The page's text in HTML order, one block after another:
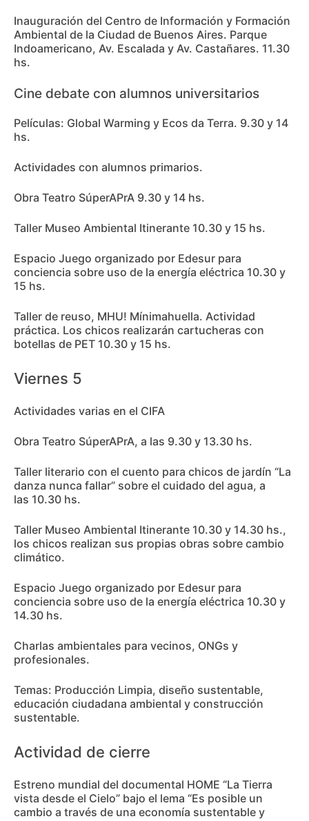
Inauguración del Centro de Información y Formación
Ambiental de la Ciudad de Buenos Aires. Parque
Indoamericano, Av. Escalada y Av. Castañares. 11.30
hs.
Cine debate con alumnos universitarios
Películas: Global Warming y Ecos da Terra. 9.30 y 14
hs.
Actividades con alumnos primarios.
Obra Teatro SúperAPrA 9.30 y 14 hs.
Taller Museo Ambiental Itinerante 10.30 y 15 hs.
Espacio Juego organizado por Edesur para
conciencia sobre uso de la energía eléctrica 10.30 y
15 hs.
Taller de reuso, MHU! Mínimahuella. Actividad
práctica. Los chicos realizarán cartucheras con
botellas de PET 10.30 y 15 hs.
Viernes 5
Actividades varias en el CIFA
Obra Teatro SúperAPrA, a las 9.30 y 13.30 hs.
Taller literario con el cuento para chicos de jardín “La
danza nunca fallar” sobre el cuidado del agua, a
las 10.30 hs.
Taller Museo Ambiental Itinerante 10.30 y 14.30 hs.,
los chicos realizan sus propias obras sobre cambio
climático.
Espacio Juego organizado por Edesur para
conciencia sobre uso de la energía eléctrica 10.30 y
14.30 hs.
Charlas ambientales para vecinos, ONGs y
profesionales.
Temas: Producción Limpia, diseño sustentable,
educación ciudadana ambiental y construcción
sustentable.
Actividad de cierre
Estreno mundial del documental HOME “La Tierra
vista desde el Cielo” bajo el lema “Es posible un
cambio a través de una economía sustentable y